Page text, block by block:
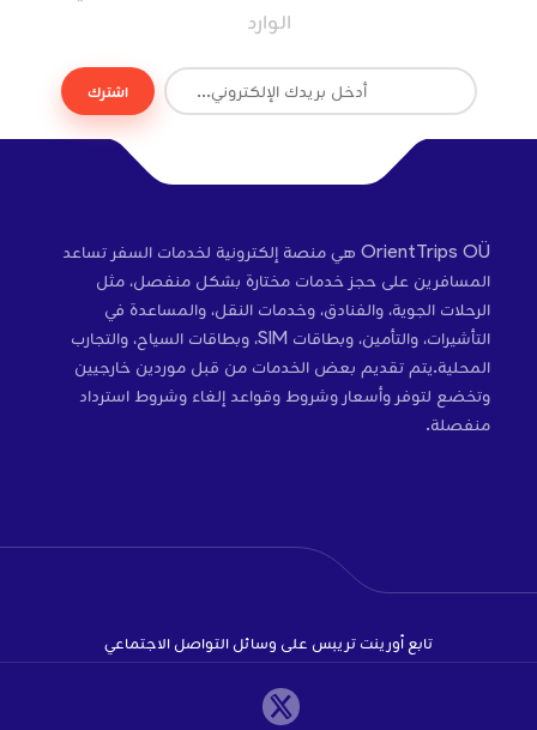
الوارد
اشترك
OrientTrips OÜ هي منصة إلكترونية لخدمات السفر تساعد
المسافرين على حجز خدمات مختارة بشكل منفصل، مثل
الرحلات الجوية، والفنادق، وخدمات النقل، والمساعدة في
التأشيرات، والتأمين، وبطاقات SIM، وبطاقات السياح، والتجارب
المحلية.يتم تقديم بعض الخدمات من قبل موردين خارجيين
وتخضع لتوفر وأسعار وشروط وقواعد إلغاء وشروط استرداد
منفصلة.
تابع أورينت تريبس على وسائل التواصل الاجتماعي